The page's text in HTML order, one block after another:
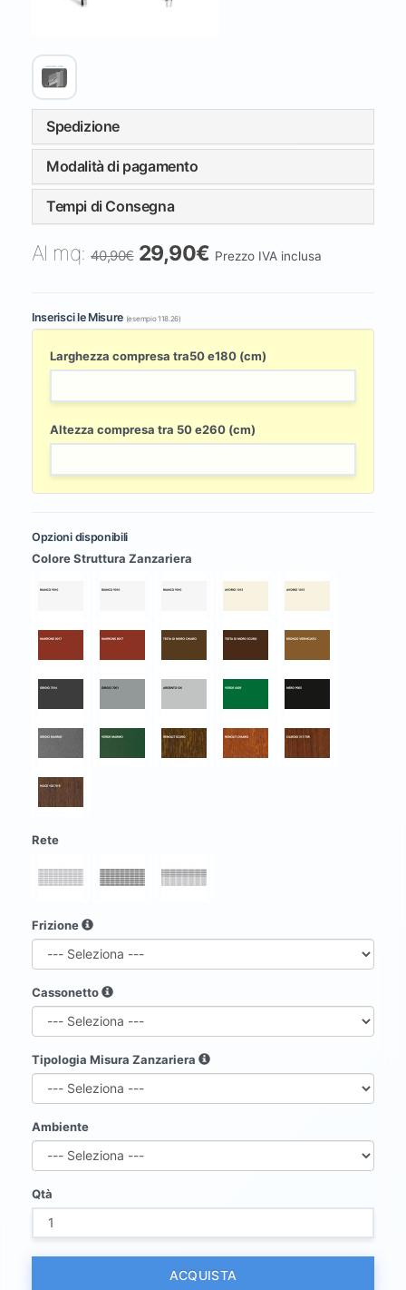
Spedizione
Modalità di pagamento
Tempi di Consegna
Al mq: 40,90€ 29,90€ Prezzo IVA inclusa
Inserisci le Misure (esempio 118.26)
Larghezza compresa tra50 e180 (cm)
Altezza compresa tra 50 e260 (cm)
Opzioni disponibili
Colore Struttura Zanzariera
Rete
Frizione
Cassonetto
Tipologia Misura Zanzariera
Ambiente
Qtà
ACQUISTA